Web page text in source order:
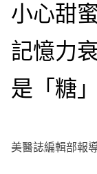
小心甜
記憶力
是「糖
美醫誌編輯部報